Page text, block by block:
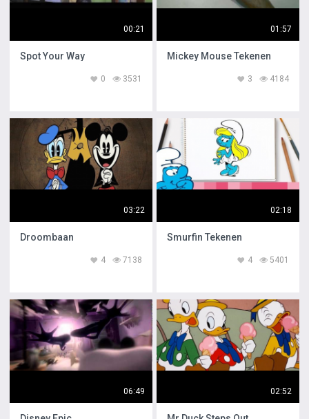
00:21
Spot Your Way
3531
0
01:57
Mickey Mouse Tekenen
4184
3
03:22
Droombaan
7138
4
02:18
Smurfin Tekenen
5401
4
06:49 02:52